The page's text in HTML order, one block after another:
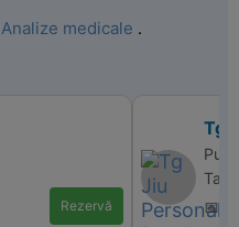
Analize medicale .
Rezervă
Tg
📅